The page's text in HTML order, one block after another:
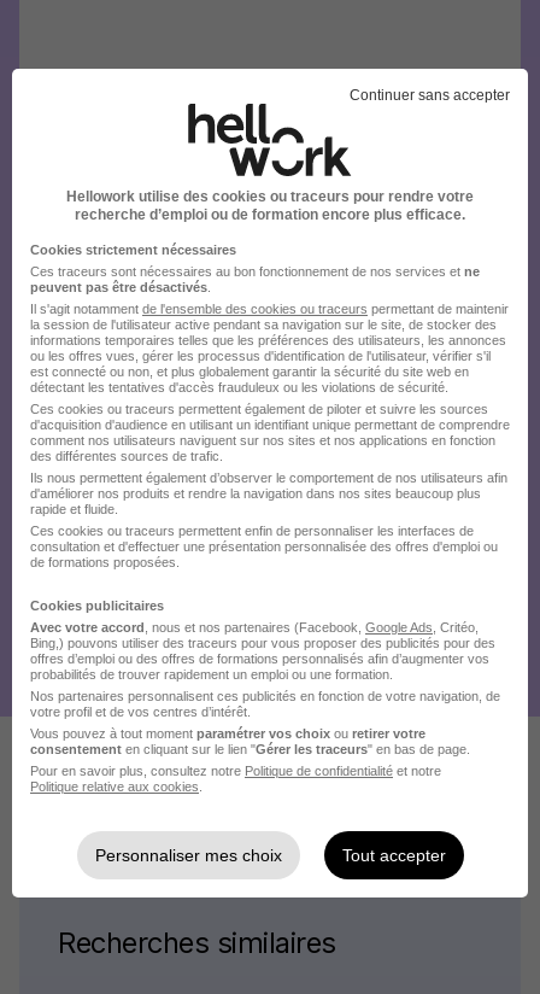
Voir plus d'offres
Recherches similaires
Continuer sans accepter
Hellowork utilise des cookies ou traceurs pour rendre votre
recherche d’emploi ou de formation encore plus efficace.
Cookies strictement nécessaires
Ces traceurs sont nécessaires au bon fonctionnement de nos services et ne
peuvent pas être désactivés
Il s'agit notamment de l'ensemble des cookies ou traceurs permettant de maintenir
la session de l'utilisateur active pendant sa navigation sur le site, de stocker des
informations temporaires telles que les préférences des utilisateurs, les annonces
ou les offres vues, gérer les processus d'identification de l'utilisateur, vérifier s'il
est connecté ou non, et plus globalement garantir la sécurité du site web en
détectant les tentatives d'accès frauduleux ou les violations de sécurité.
Ces cookies ou traceurs permettent également de piloter et suivre les sources
d'acquisition d'audience en utilisant un identifiant unique permettant de comprendre
comment nos utilisateurs naviguent sur nos sites et nos applications en fonction
des différentes sources de trafic.
Ils nous permettent également d’observer le comportement de nos utilisateurs afin
d'améliorer nos produits et rendre la navigation dans nos sites beaucoup plus
rapide et fluide.
Ces cookies ou traceurs permettent enfin de personnaliser les interfaces de
consultation et d'effectuer une présentation personnalisée des offres d'emploi ou
de formations proposées.
Cookies publicitaires
Avec votre accord , nous et nos partenaires (Facebook, Google Ads , Critéo,
Bing,) pouvons utiliser des traceurs pour vous proposer des publicités pour des
offres d’emploi ou des offres de formations personnalisés afin d’augmenter vos
probabilités de trouver rapidement un emploi ou une formation.
Nos partenaires personnalisent ces publicités en fonction de votre navigation, de
votre profil et de vos centres d’intérêt.
Vous pouvez à tout moment paramétrer vos choix ou retirer votre
consentement en cliquant sur le lien "Gérer les traceurs" en bas de page.
Pour en savoir plus, consultez notre Politique de confidentialité et notre
Politique relative aux cookies
Personnaliser mes choix Tout accepter